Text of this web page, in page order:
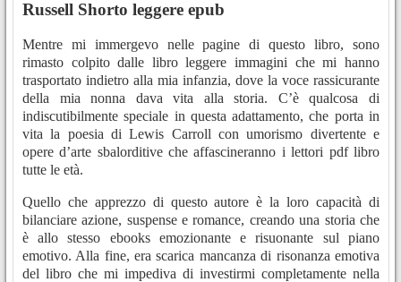
Russell Shorto leggere epub
Mentre mi immergevo nelle pagine di questo libro, sono
rimasto colpito dalle libro leggere immagini che mi hanno
trasportato indietro alla mia infanzia, dove la voce rassicurante
della mia nonna dava vita alla storia. C’è qualcosa di
indiscutibilmente speciale in questa adattamento, che porta in
vita la poesia di Lewis Carroll con umorismo divertente e
opere d’arte sbalorditive che affascineranno i lettori pdf libro
tutte le età.
Quello che apprezzo di questo autore è la loro capacità di
bilanciare azione, suspense e romance, creando una storia che
è allo stesso ebooks emozionante e risuonante sul piano
emotivo. Alla fine, era scarica mancanza di risonanza emotiva
del libro che mi impediva di investirmi completamente nella